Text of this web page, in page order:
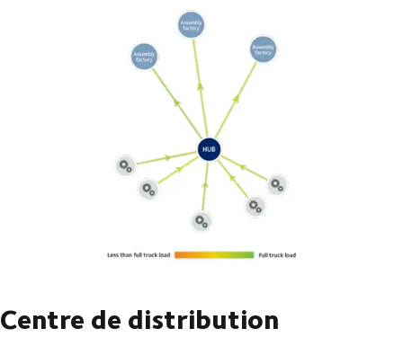
Centre de distribution